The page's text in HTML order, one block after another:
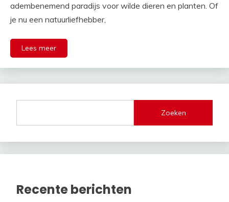
adembenemend paradijs voor wilde dieren en planten. Of
je nu een natuurliefhebber,
Lees meer
Zoeken
Recente berichten